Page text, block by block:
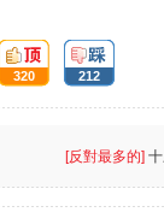
頂:
320
踩:
212
[反對最多的]